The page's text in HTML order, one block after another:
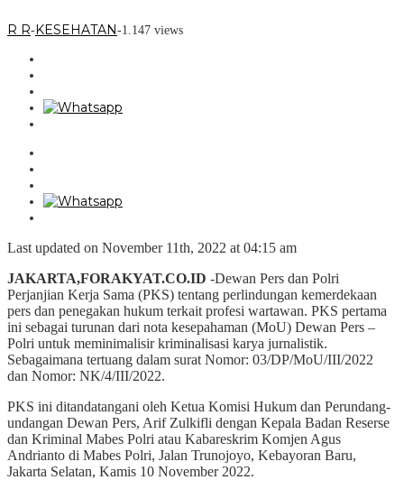
R R-KESEHATAN-1.147 views
Last updated on November 11th, 2022 at 04:15 am
JAKARTA,FORAKYAT.CO.ID -Dewan Pers dan Polri
Perjanjian Kerja Sama (PKS) tentang perlindungan kemerdekaan
pers dan penegakan hukum terkait profesi wartawan. PKS pertama
ini sebagai turunan dari nota kesepahaman (MoU) Dewan Pers –
Polri untuk meminimalisir kriminalisasi karya jurnalistik.
Sebagaimana tertuang dalam surat Nomor: 03/DP/MoU/III/2022
dan Nomor: NK/4/III/2022.
PKS ini ditandatangani oleh Ketua Komisi Hukum dan Perundang-
undangan Dewan Pers, Arif Zulkifli dengan Kepala Badan Reserse
dan Kriminal Mabes Polri atau Kabareskrim Komjen Agus
Andrianto di Mabes Polri, Jalan Trunojoyo, Kebayoran Baru,
Jakarta Selatan, Kamis 10 November 2022.